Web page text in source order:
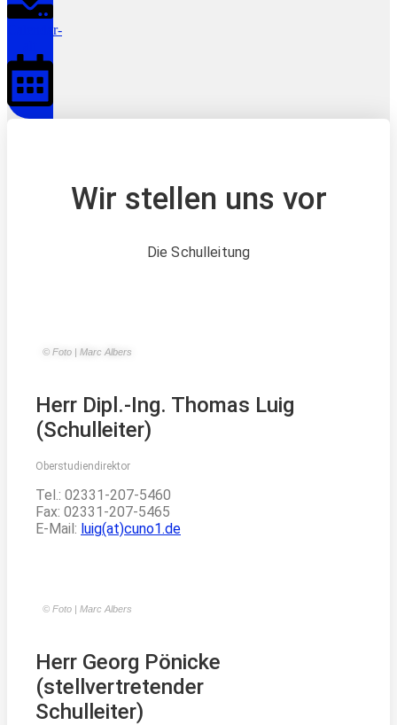
Calendar-
Wir stellen uns vor
Die Schulleitung
© Foto | Marc Albers
Herr Dipl.-Ing. Thomas Luig
(Schulleiter)
Oberstudiendirektor
Tel.: 02331-207-5460
Fax: 02331-207-5465
E-Mail: luig(at)cuno1.de
© Foto | Marc Albers
Herr Georg Pönicke
(stellvertretender
Schulleiter)